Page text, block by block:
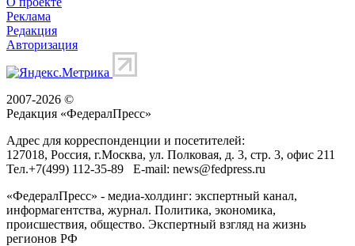
Реклама
Редакция
Авторизация
2007-2026 ©
Редакция «ФедералПресс»
Адрес для корреспонденции и посетителей:
127018, Россия, г.Москва, ул. Полковая, д. 3, стр. 3, офис 211
Тел.+7(499) 112-35-89 E-mail: news@fedpress.ru
«ФедералПресс» - медиа-холдинг: экспертный канал,
информагентства, журнал. Политика, экономика,
происшествия, общество. Экспертный взгляд на жизнь
регионов РФ